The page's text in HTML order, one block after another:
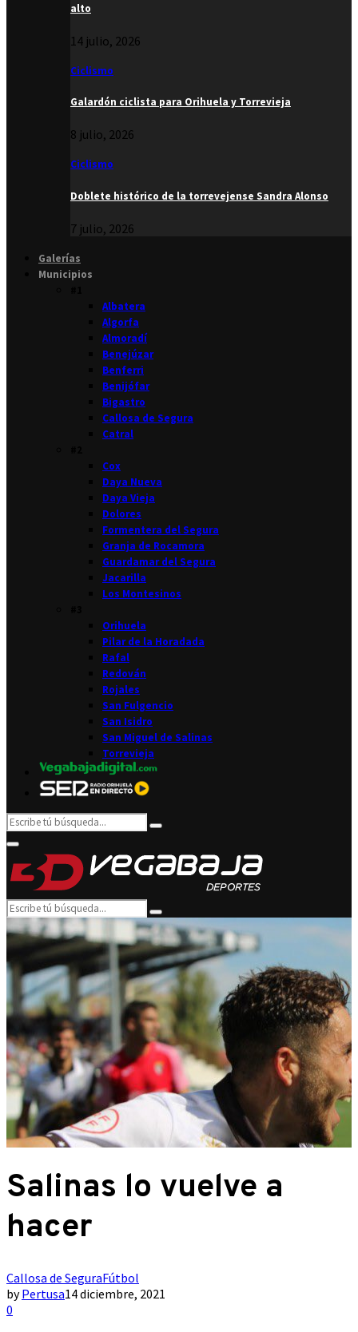
alto
14 julio, 2026
Ciclismo
Galardón ciclista para Orihuela y Torrevieja
8 julio, 2026
Ciclismo
Doblete histórico de la torrevejense Sandra Alonso
7 julio, 2026
Galerías
Municipios
Albatera
Algorfa
Almoradí
Benejúzar
Benferri
Benijófar
Bigastro
Callosa de Segura
Catral
Cox
Daya Nueva
Daya Vieja
Dolores
Formentera del Segura
Granja de Rocamora
Guardamar del Segura
Jacarilla
Los Montesinos
Orihuela
Pilar de la Horadada
Rafal
Redován
Rojales
San Fulgencio
San Isidro
San Miguel de Salinas
Torrevieja
Search
for:
Search
Primary
Menu
Search
for:
Search
Salinas lo vuelve a
hacer
Callosa de SeguraFútbol
byPertusa14 diciembre, 2021
0